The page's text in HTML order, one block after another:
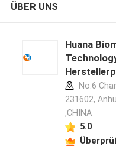
ÜBER UNS
Huana
No.6
231602,
,CHINA
5.0